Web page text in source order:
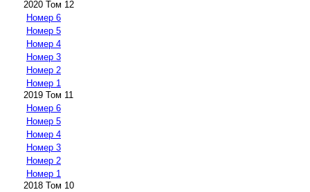
2020 Том 12
Номер 6
Номер 5
Номер 4
Номер 3
Номер 2
Номер 1
2019 Том 11
Номер 6
Номер 5
Номер 4
Номер 3
Номер 2
Номер 1
2018 Том 10